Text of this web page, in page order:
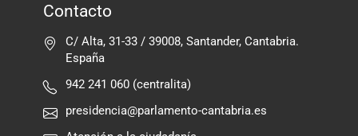
Contacto
C/ Alta, 31-33 / 39008, Santander, Cantabria.
España
942 241 060 (centralita)
presidencia@parlamento-cantabria.es